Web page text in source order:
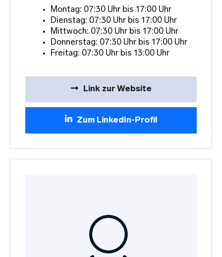
Montag: 07:30 Uhr bis 17:00 Uhr
Dienstag: 07:30 Uhr bis 17:00 Uhr
Mittwoch: 07:30 Uhr bis 17:00 Uhr
Donnerstag: 07:30 Uhr bis 17:00 Uhr
Freitag: 07:30 Uhr bis 13:00 Uhr
Link zur Website
Zum LinkedIn-Profil